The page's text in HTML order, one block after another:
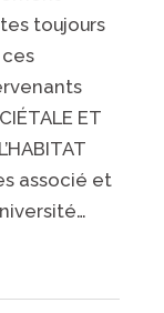
toujours
ET
associé et